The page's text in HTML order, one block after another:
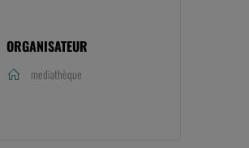
ORGANISATEUR
mediathèque